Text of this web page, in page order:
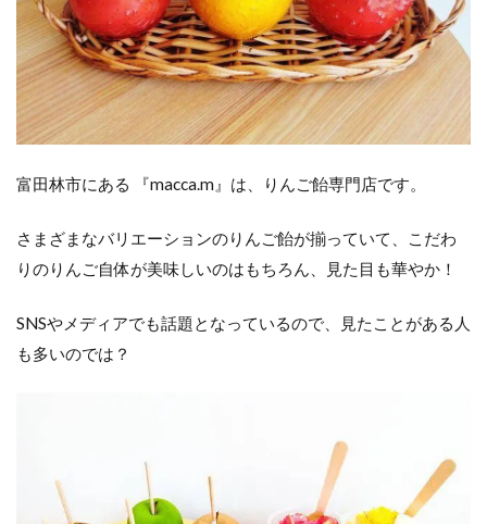
富田林市にある 『macca.m』は、りんご飴専門店です。
さまざまなバリエーションのりんご飴が揃っていて、こだわ
りのりんご自体が美味しいのはもちろん、見た目も華やか！
SNSやメディアでも話題となっているので、見たことがある人
も多いのでは？